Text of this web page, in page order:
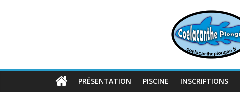
PRÉSENTATION PISCINE INSCRIPTIONS